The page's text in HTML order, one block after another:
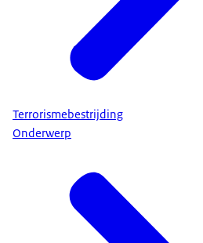
Terrorismebestrijding
Onderwerp